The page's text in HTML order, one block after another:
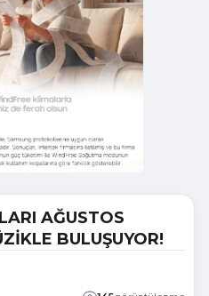
AĞUSTOS
BULUŞUYOR!